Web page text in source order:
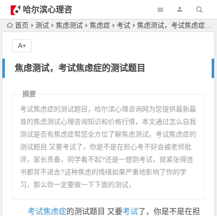
哈尔滨心理咨
询首页 测试 焦虑测试 焦虑症 考试 焦虑测试，考试焦虑症的测试题目
焦虑测试，考试焦虑症的测试题目
A+
摘要
考试焦虑症的测试题目，哈尔滨心理咨询网为您提供最新最
准的焦虑测试心理咨询知识和价格行情，本文通过怎么自我
测试是否有焦虑症帮您全方位了解焦虑测试。考试焦虑症的
测试题目 又要考试了，你是不是在担心考不好会被老师批
评，家长责备，同学看不起?还是一想到考试，就紧张得连
书都背不进去?这种焦虑的情绪如果严重地影响了你的学
习，那么你一定要做一下下面的测试，
考试焦虑症的测试题目 又要考试了，你是不是在担